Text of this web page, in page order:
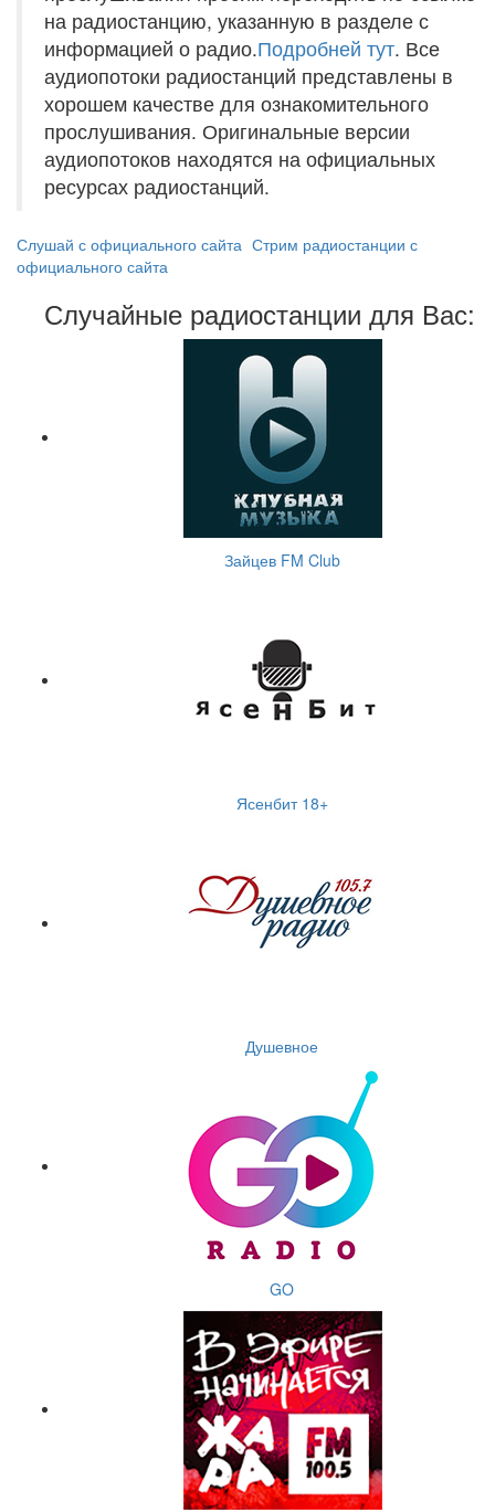
на радиостанцию, указанную в разделе с
информацией о радио.Подробней тут. Все
аудиопотоки радиостанций представлены в
хорошем качестве для ознакомительного
прослушивания. Оригинальные версии
аудиопотоков находятся на официальных
ресурсах радиостанций.
Слушай с официального сайта Стрим радиостанции с
официального сайта
Случайные радиостанции для Вас:
Зайцев FM Club
Ясенбит 18+
Душевное
GO